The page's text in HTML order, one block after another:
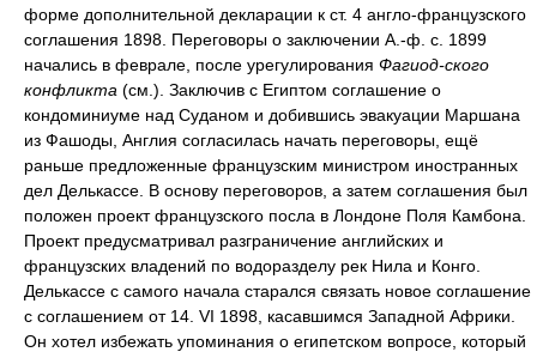
форме дополнительной декларации к ст. 4 англо-французского
соглашения 1898. Переговоры о заключении А.-ф. с. 1899
начались в феврале, после урегулирования Фагиод-ского
конфликта (см.). Заключив с Египтом соглашение о
кондоминиуме над Суданом и добившись эвакуации Маршана
из Фашоды, Англия согласилась начать переговоры, ещё
раньше предложенные французским министром иностранных
дел Делькассе. В основу переговоров, а затем соглашения был
положен проект французского посла в Лондоне Поля Камбона.
Проект предусматривал разграничение английских и
французских владений по водоразделу рек Нила и Конго.
Делькассе с самого начала старался связать новое соглашение
с соглашением от 14. VI 1898, касавшимся Западной Африки.
Он хотел избежать упоминания о египетском вопросе, который